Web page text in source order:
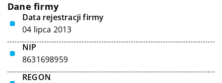
Dane firmy
Data rejestracji firmy
04 lipca 2013
NIP
8631698959
REGON